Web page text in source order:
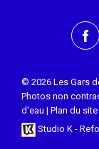
© 2026 Les Gars
Photos non
d'eau | Plan du site
Studio K -